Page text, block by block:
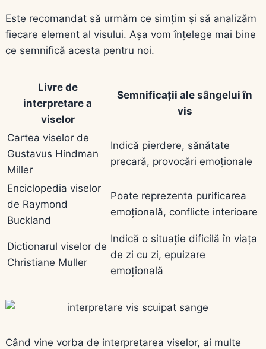
Este recomandat să urmăm ce simțim și să analizăm
fiecare element al visului. Așa vom înțelege mai bine
ce semnifică acesta pentru noi.
Livre de
interpretare a
viselor
Semnificații ale sângelui în
vis
Cartea viselor de
Gustavus Hindman
Miller
Indică pierdere, sănătate
precară, provocări emoționale
Enciclopedia viselor
de Raymond
Buckland
Poate reprezenta purificarea
emoțională, conflicte interioare
Dictionarul viselor de
Christiane Muller
Indică o situație dificilă în viața
de zi cu zi, epuizare
emoțională
Când vine vorba de interpretarea viselor, ai multe